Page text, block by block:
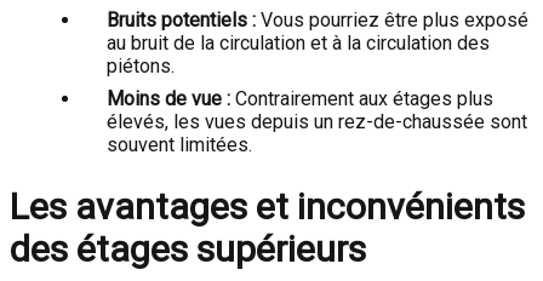
Bruits potentiels : Vous pourriez être plus exposé
au bruit de la circulation et à la circulation des
piétons.
Moins de vue : Contrairement aux étages plus
élevés, les vues depuis un rez-de-chaussée sont
souvent limitées.
Les avantages et inconvénients
des étages supérieurs